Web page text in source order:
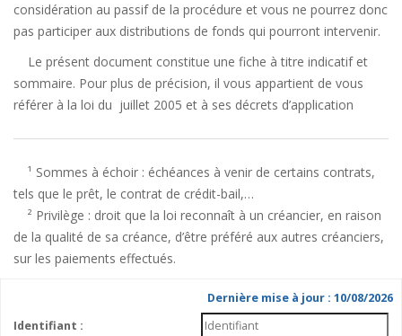
considération au passif de la procédure et vous ne pourrez donc
pas participer aux distributions de fonds qui pourront intervenir.
Le présent document constitue une fiche à titre indicatif et
sommaire. Pour plus de précision, il vous appartient de vous
référer à la loi du juillet 2005 et à ses décrets d’application
¹ Sommes à échoir : échéances à venir de certains contrats,
tels que le prêt, le contrat de crédit-bail,…
² Privilège : droit que la loi reconnaît à un créancier, en raison
de la qualité de sa créance, d’être préféré aux autres créanciers,
sur les paiements effectués.
Dernière mise à jour : 10/08/2026
Identifiant :